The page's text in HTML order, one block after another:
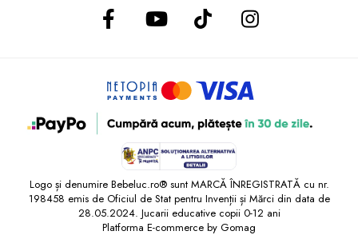
Logo și denumire Bebeluc.ro® sunt MARCĂ ÎNREGISTRATĂ cu nr.
198458 emis de Oficiul de Stat pentru Invenții și Mărci din data de
28.05.2024. Jucarii educative copii 0-12 ani
Platforma E-commerce by Gomag